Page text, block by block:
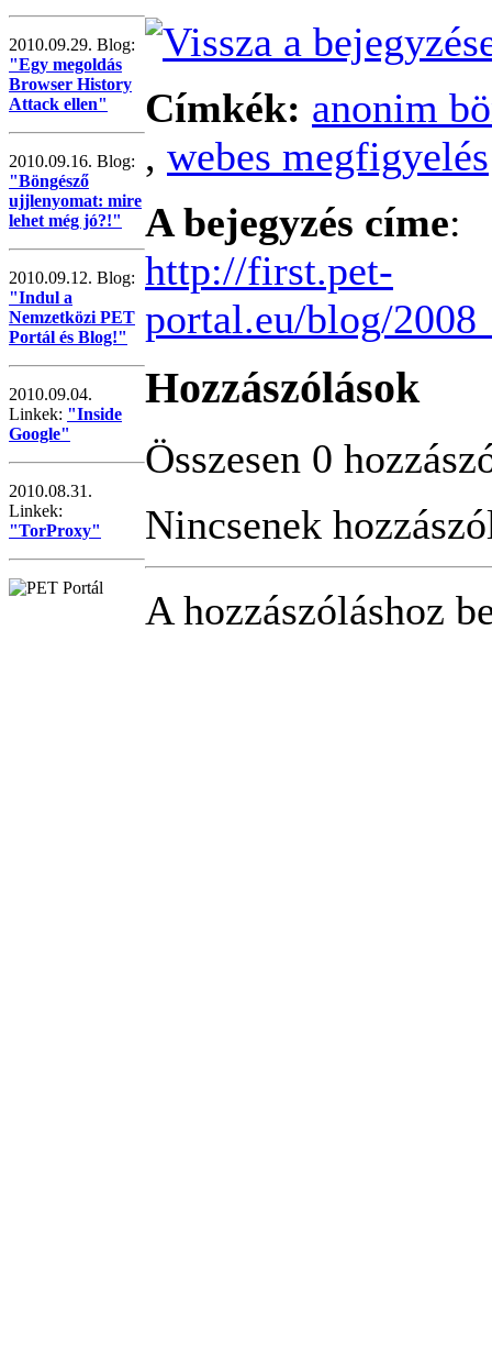
2010.09.29. Blog:
"Egy megoldás
Browser History
Attack ellen"
2010.09.16. Blog:
"Böngésző
ujjlenyomat: mire
lehet még jó?!"
2010.09.12. Blog:
"Indul a
Nemzetközi PET
Portál és Blog!"
2010.09.04.
Linkek: "Inside
Google"
2010.08.31.
Linkek:
"TorProxy"
Címkék: anonim
, webes megfigyelés
A bejegyzés címe:
http://first.pet-
portal.eu/blog/
Hozzászólások
Összesen 0
Nincsenek
A hozzászóláshoz